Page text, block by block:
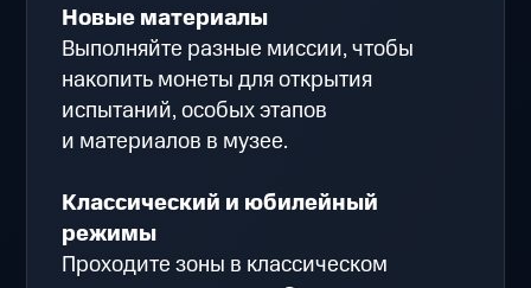
Новые материалы
Выполняйте разные миссии, чтобы
накопить монеты для открытия
испытаний, особых этапов
и материалов в музее.
Классический и юбилейный
режимы
Проходите зоны в классическом